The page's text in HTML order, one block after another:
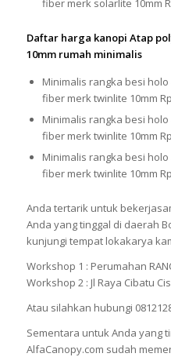
fiber merk solarlite 10mm
Daftar harga kanopi Atap
10mm rumah minimalis
Minimalis rangka besi holo
fiber merk twinlite 10mm
Minimalis rangka besi holo
fiber merk twinlite 10mm
Minimalis rangka besi holo
fiber merk twinlite 10mm
Anda tertarik untuk
Anda yang tinggal di daerah
kunjungi tempat lokakarya
Workshop 1 : Perumahan
Workshop 2 : Jl Raya Cibatu
Atau silahkan hubungi
Sementara untuk Anda yang
AlfaCanopy.com sudah